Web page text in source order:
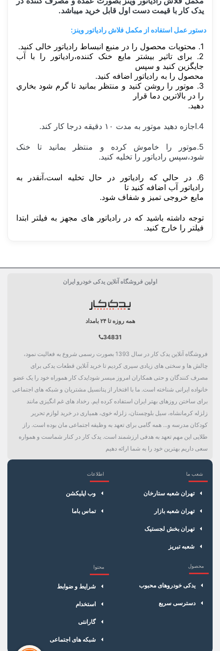
یدک کار با قیمت دست اول قابل خرید میباشد.
دستور عمل استفاده از مکمل فلاش رادیاتور وینز:
1. محتويات محصول را در منبع انبساط رادیاتور خالی کنید.
2. برای تاثیر بیشتر مایع خنک کننده،رادیاتور را با آب
جایگزین کنید و سپس
محصول را به رادیاتور اضافه کنید.
3. موتور را روشن کنید و منتظر بمانید تا گرم شود بخاري
را در بالاترین دما قرار
دهید.
4.اجازه دهید موتور به مدت ۱۰ دقیقه درجا کار کند.
5.موتور را خاموش کرده و منتظر بمانید تا خنک
شود،سپس رادیاتور را تخلیه کنید.
6. در حالي که رادیاتور در حال تخلیه است،آنقدر به
رادیاتور آب اضافه کنید تا
مایع خروجی تمیز و شفاف شود.
توجه داشته باشید که در رادیاتور های مجهز به فیلتر ابتدا
فیلتر را خارج کنید.
325 میل
مکمل
اولین فروشگاه آنلاین یدکی خودرو ایران
همه روزه تا ۲۴ بامداد
34831
فروشگاه آنلاین یدک کار در سال 1393 بصورت رسمی شروع به فعالیت نمود،
چالش ها و سختی های زیادی سپری کردیم تا خرید آنلاین قطعات یدکی برای
مصرف کنندگان و حتی همکاران امروز میسر شود!یدک کار هموراه خود را یک عضو
خانواده ایرانی شناخته است. ما با افتخار از پتانسیل مشتریان و شبکه های اجتماعی
برای ساختن روزهای بهتر ایران استفاده کرده ایم. رخداد های غم انگیزی مانند
زلزله کرمانشاه، سیل بلوچستان، زلزله خوی، همیاری در خرید لوازم تحریر
کودکان مدرسه و... همه گامی برای تعهد به وظیفه اجتماعی مان بوده است. راز
طلایی این مهم تعهد به هدفی ارزشمند است. یدک کار در کنار شماست و همواره
سعی داریم بهترین خود را به شما ارائه دهیم
شعب ما
تهران شعبه ستارخان
تهران شعبه بازار
تهران بخش لجستیک
شعبه تبریز
اطلاعات
وب اپلیکشن
تماس باما
محصول
یدکی خودروهای محبوب
دسترسی سریع
محتوا
شرایط و ضوابط
استخدام
گارانتی
شبکه های اجتماعی
×